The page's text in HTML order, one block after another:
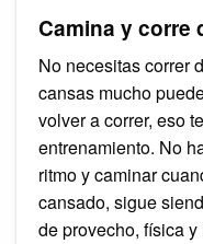
Camina y corre
No necesitas correr
cansas mucho
volver a correr, eso
entrenamiento. No
ritmo y caminar
cansado, sigue
de provecho, física